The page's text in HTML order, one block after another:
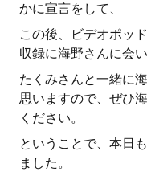
かに宣言をして、
この後、ビデオポッ
収録に海野さんに会い
たくみさんと一緒に
思いますので、ぜひ
ください。
ということで、本日
ました。